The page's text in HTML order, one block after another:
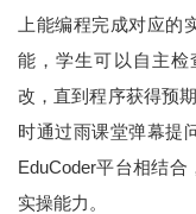
上能编程完成对应的
能，学生可以自主
改，直到程序获得预
时通过雨课堂弹幕提
EduCoder平台相结
实操能力。